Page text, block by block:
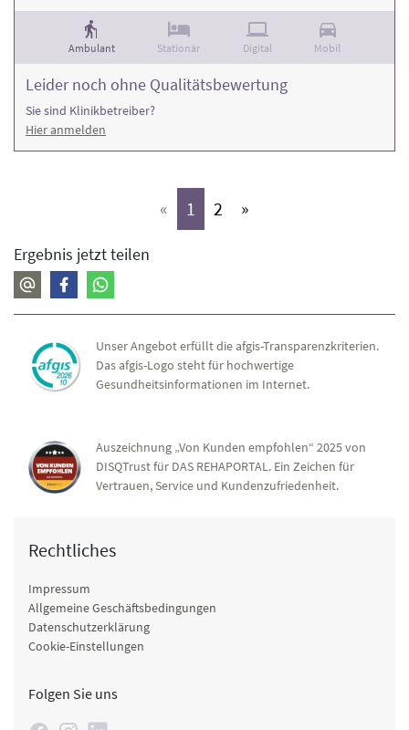
Ambulant Stationär Digital Mobil
Leider noch ohne Qualitätsbewertung
Sie sind Klinikbetreiber?
Hier anmelden
« 1 (aktiv)
2 (aktiv)
»
Ergebnis jetzt teilen
Unser Angebot erfüllt die afgis-Transparenzkriterien.
Das afgis-Logo steht für hochwertige
Gesundheitsinformationen im Internet.
Auszeichnung „Von Kunden empfohlen“ 2025 von
DISQTrust für DAS REHAPORTAL. Ein Zeichen für
Vertrauen, Service und Kundenzufriedenheit.
Rechtliches
Impressum
Allgemeine Geschäftsbedingungen
Datenschutzerklärung
Cookie-Einstellungen
Folgen Sie uns